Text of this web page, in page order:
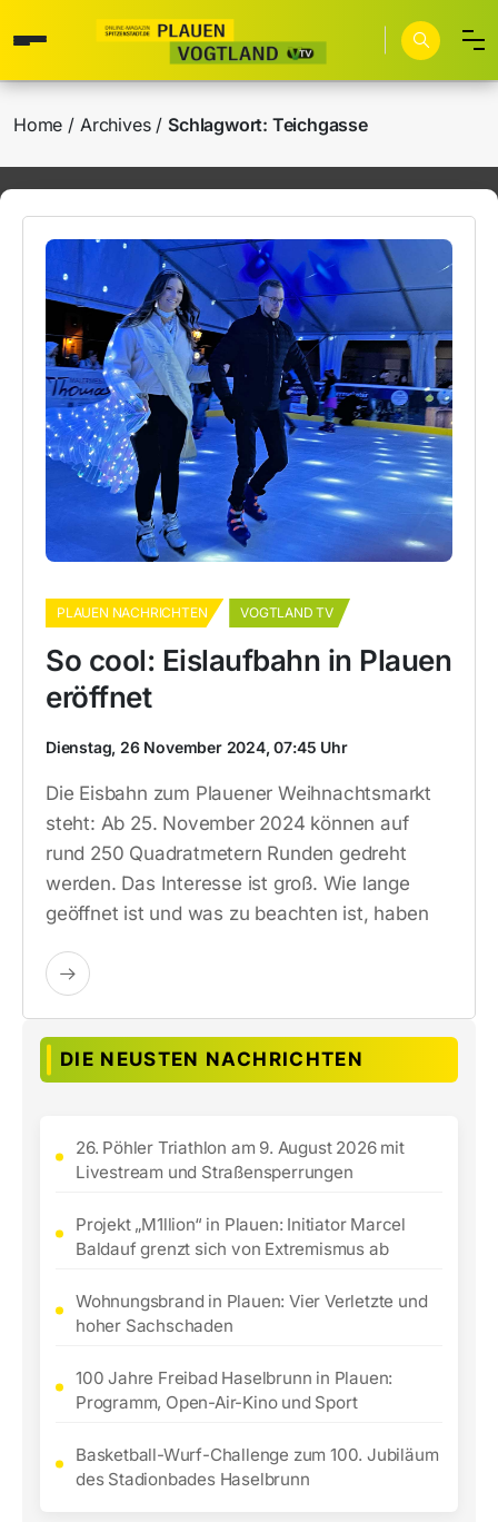
Home Archives Schlagwort: Teichgasse
PLAUEN NACHRICHTEN VOGTLAND TV
So cool: Eislaufbahn in Plauen
eröffnet
Dienstag, 26 November 2024, 07:45 Uhr
Die Eisbahn zum Plauener Weihnachtsmarkt
steht: Ab 25. November 2024 können auf
rund 250 Quadratmetern Runden gedreht
werden. Das Interesse ist groß. Wie lange
geöffnet ist und was zu beachten ist, haben
DIE NEUSTEN NACHRICHTEN
26. Pöhler Triathlon am 9. August 2026 mit
Livestream und Straßensperrungen
Projekt „M1llion“ in Plauen: Initiator Marcel
Baldauf grenzt sich von Extremismus ab
Wohnungsbrand in Plauen: Vier Verletzte und
hoher Sachschaden
100 Jahre Freibad Haselbrunn in Plauen:
Programm, Open-Air-Kino und Sport
Basketball-Wurf-Challenge zum 100. Jubiläum
des Stadionbades Haselbrunn